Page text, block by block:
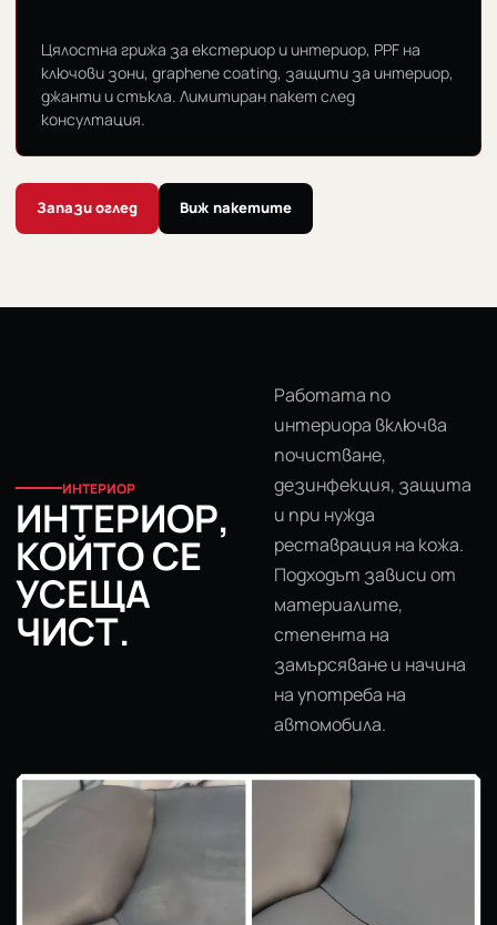
Цялостна грижа за екстериор и интериор, PPF на
ключови зони, graphene coating, защити за интериор,
джанти и стъкла. Лимитиран пакет след
консултация.
Запази оглед Виж пакетите
ИНТЕРИОР
ИНТЕРИОР,
КОЙТО СЕ
УСЕЩА
ЧИСТ.
Работата по
интериора включва
почистване,
дезинфекция, защита
и при нужда
реставрация на кожа.
Подходът зависи от
материалите,
степента на
замърсяване и начина
на употреба на
автомобила.